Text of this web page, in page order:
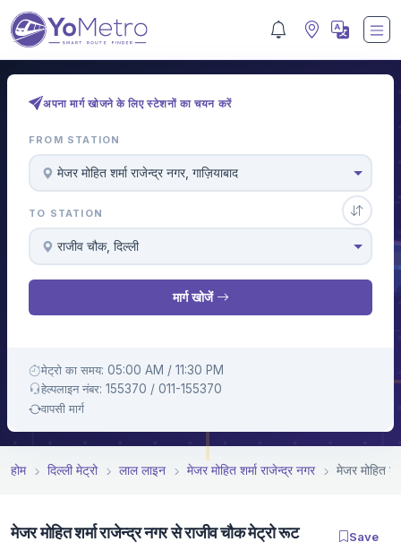
अपना मार्ग खोजने के लिए स्टेशनों का चयन करें
FROM STATION
मे‌‌जर मोहित शर्मा राजेन्द्र नगर, गाज़ियाबाद
TO STATION
राजीव चौक, दिल्ली
मार्ग खोजें
मेट्रो का समय: 05:00 AM / 11:30 PM
हेल्पलाइन नंबर: 155370 / 011-155370
वापसी मार्ग
होम दिल्ली मेट्रो लाल लाइन मे‌‌जर मोहित शर्मा राजेन्द्र नगर मे‌‌जर मोहित
मे‌‌जर मोहित शर्मा राजेन्द्र नगर से राजीव चौक मेट्रो रूट Save